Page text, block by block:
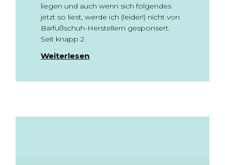
liegen und auch wenn sich folgendes
jetzt so liest, werde ich (leider!) nicht von
Barfußschuh-Herstellern gesponsert.
Seit knapp 2
Weiterlesen